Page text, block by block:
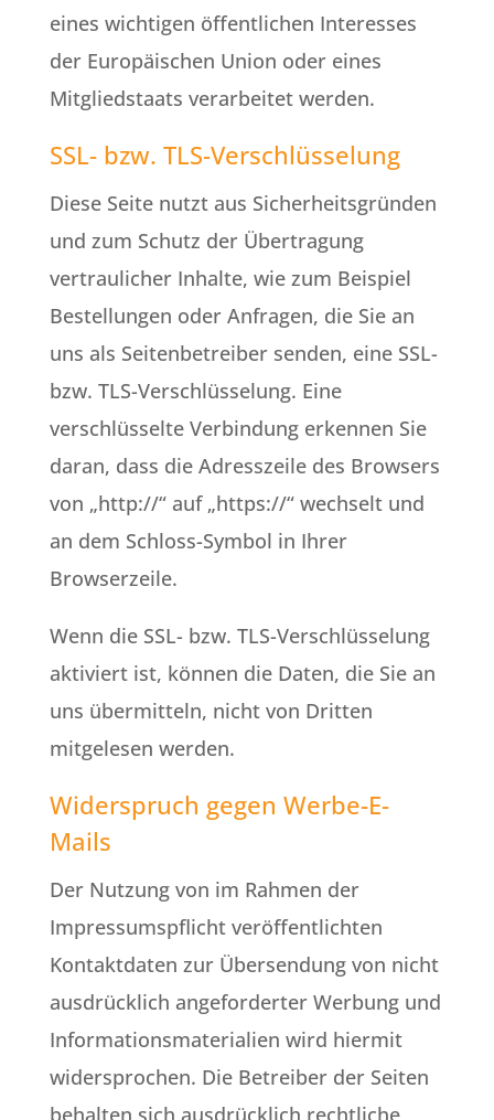
eines wichtigen öffentlichen Interesses
der Europäischen Union oder eines
Mitgliedstaats verarbeitet werden.
SSL- bzw. TLS-Verschlüsselung
Diese Seite nutzt aus Sicherheitsgründen
und zum Schutz der Übertragung
vertraulicher Inhalte, wie zum Beispiel
Bestellungen oder Anfragen, die Sie an
uns als Seitenbetreiber senden, eine SSL-
bzw. TLS-Verschlüsselung. Eine
verschlüsselte Verbindung erkennen Sie
daran, dass die Adresszeile des Browsers
von „http://“ auf „https://“ wechselt und
an dem Schloss-Symbol in Ihrer
Browserzeile.
Wenn die SSL- bzw. TLS-Verschlüsselung
aktiviert ist, können die Daten, die Sie an
uns übermitteln, nicht von Dritten
mitgelesen werden.
Widerspruch gegen Werbe-E-
Mails
Der Nutzung von im Rahmen der
Impressumspflicht veröffentlichten
Kontaktdaten zur Übersendung von nicht
ausdrücklich angeforderter Werbung und
Informationsmaterialien wird hiermit
widersprochen. Die Betreiber der Seiten
behalten sich ausdrücklich rechtliche